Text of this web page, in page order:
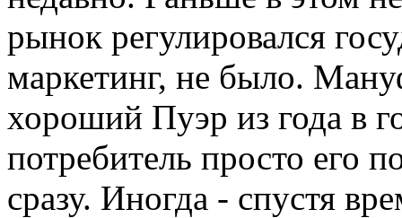
рынок регулировался
маркетинг, не было.
хороший Пуэр из года в
потребитель просто его
сразу. Иногда - спустя